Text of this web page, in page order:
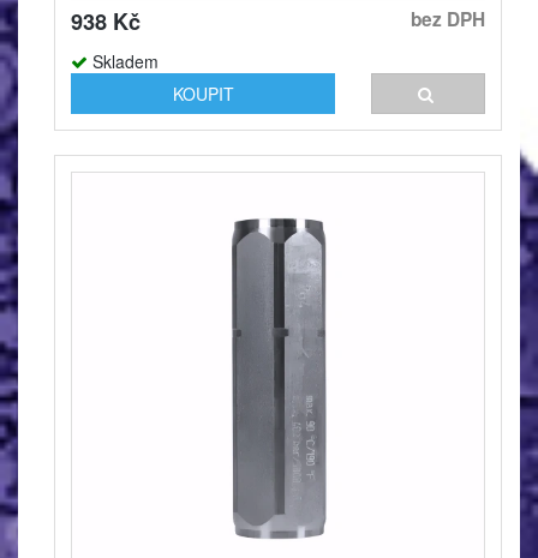
938 Kč bez DPH
Skladem
KOUPIT